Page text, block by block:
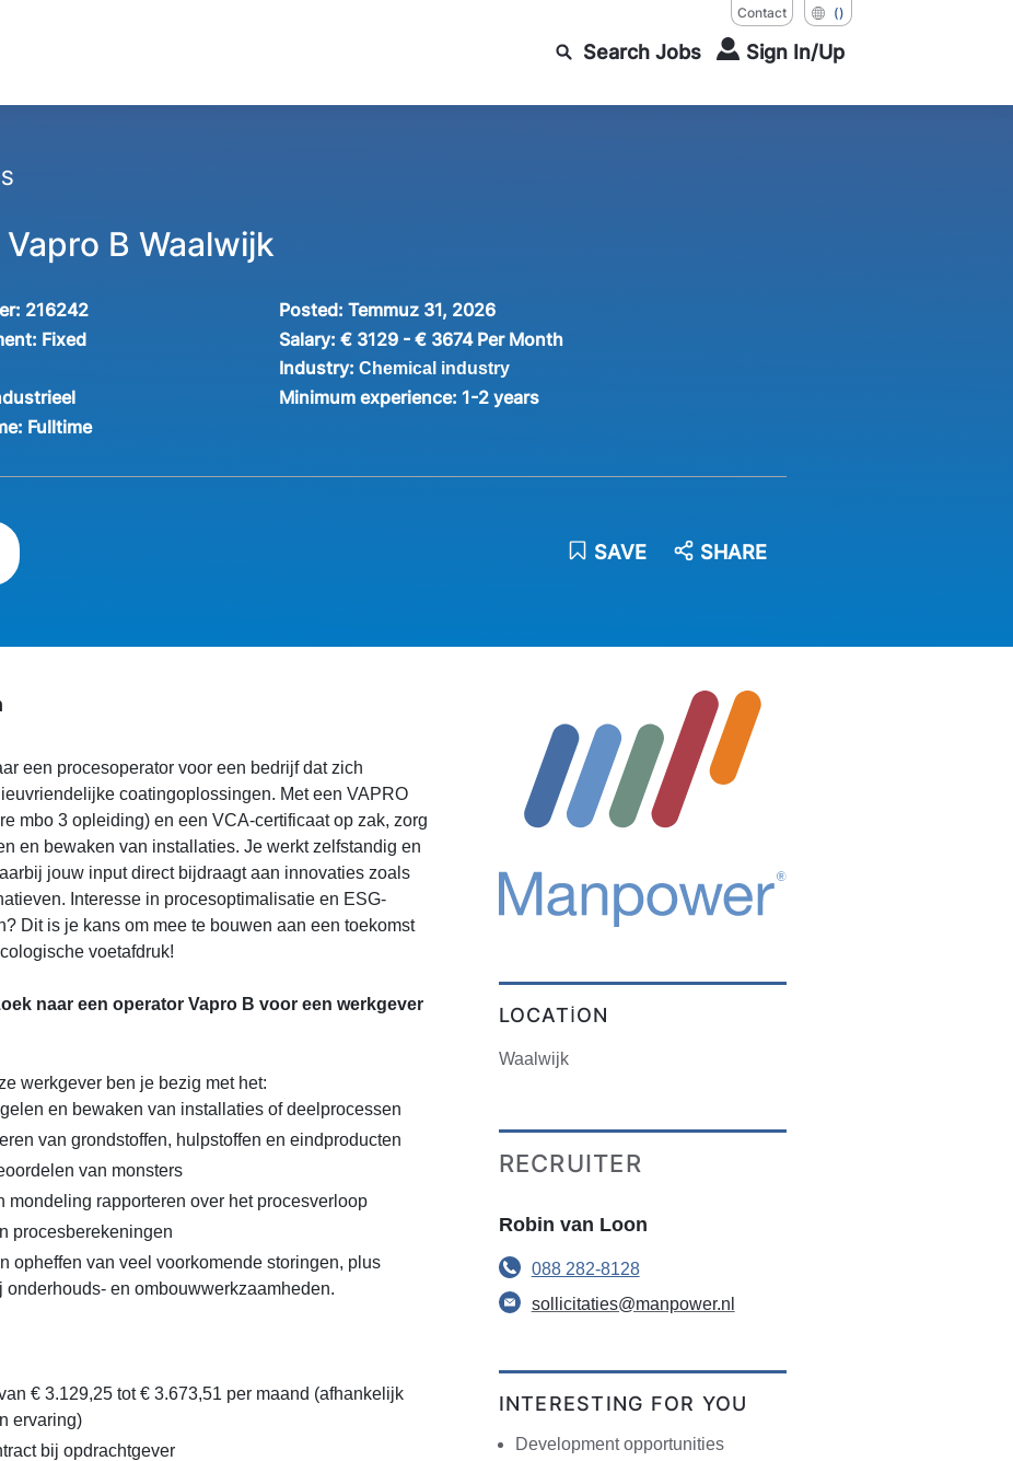
Contact ()
Search Jobs Sign In/Up
B Waalwijk
216242 Posted: Temmuz 31, 2026
Fixed Salary: € 3129 - € 3674 Per Month
Industry: Chemical industry
Minimum experience: 1-2 years
Fulltime
SAVE SHARE
een procesoperator voor een bedrijf dat zich
coatingoplossingen. Met een VAPRO
mbo 3 opleiding) en een VCA-certificaat op zak, zorg
en bewaken van installaties. Je werkt zelfstandig en
jouw input direct bijdraagt aan innovaties zoals
Interesse in procesoptimalisatie en ESG-
Dit is je kans om mee te bouwen aan een toekomst
voetafdruk!
naar een operator Vapro B voor een werkgever
werkgever ben je bezig met het:
en bewaken van installaties of deelprocessen
van grondstoffen, hulpstoffen en eindproducten
van monsters
mondeling rapporteren over het procesverloop
procesberekeningen
opheffen van veel voorkomende storingen, plus
onderhouds- en ombouwwerkzaamheden.
€ 3.129,25 tot € 3.673,51 per maand (afhankelijk
ervaring)
bij opdrachtgever
LOCATION
Waalwijk
RECRUITER
Robin van Loon
088 282-8128
sollicitaties@manpower.nl
INTERESTING FOR YOU
Development opportunities